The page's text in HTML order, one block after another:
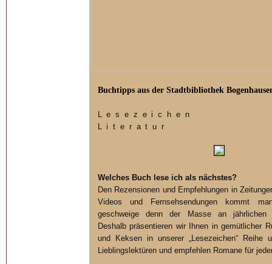
Buchtipps aus der Stadtbibliothek
Lesezeichen
Literatur
Welches Buch lese ich als nächstes?
Den Rezensionen und Empfehlungen in
Videos und Fernsehsendungen kommt
geschweige denn der Masse an jährlichen
Deshalb präsentieren wir Ihnen in gemütlicher
und Keksen in unserer „Lesezeichen“ Reihe
Lieblingslektüren und empfehlen Romane für